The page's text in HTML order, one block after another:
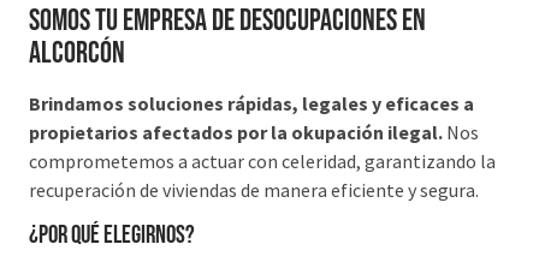
Somos tu Empresa de desocupaciones en
Alcorcón
Brindamos soluciones rápidas, legales y eficaces a
propietarios afectados por la okupación ilegal. Nos
comprometemos a actuar con celeridad, garantizando la
recuperación de viviendas de manera eficiente y segura.
¿Por qué elegirnos?